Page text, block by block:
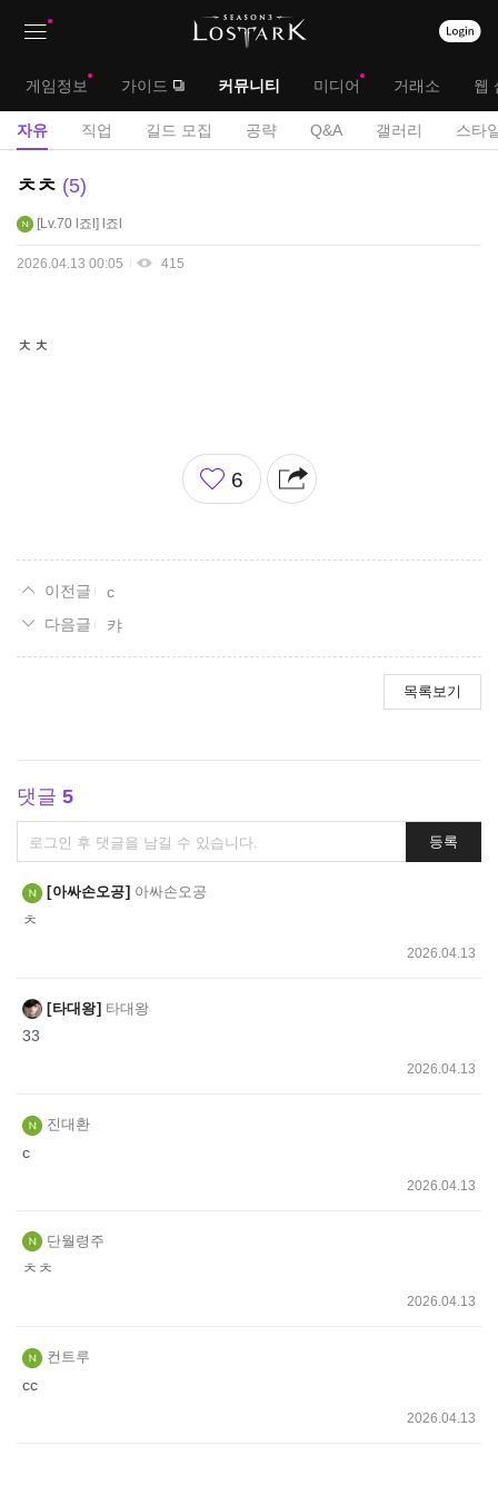
대
메
게임정보 가이드 커뮤니티 미디어 거래소 웹
서
자유 직업 길드 모집 공략 Q&A 갤러리 스타
자
게
ㅊㅊ 5
Lv.70 l죠l l죠l
2026.04.13 00:05 415
ㅊㅊ
좋
아
6
c
캬
목록보기
댓글 5
댓
글
쓰
기
등록
아싸손오공 아싸손오공
ㅊ
2026.04.13
타대왕 타대왕
33
2026.04.13
진대환
c
2026.04.13
단월령주
ㅊㅊ
2026.04.13
컨트루
cc
2026.04.13